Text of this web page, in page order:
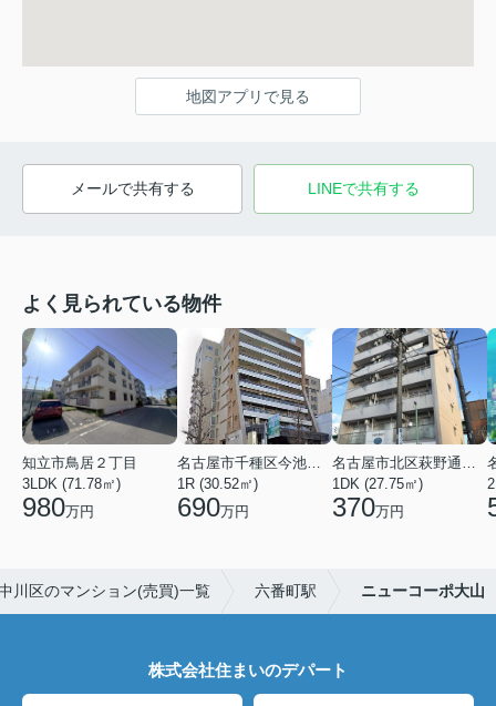
地図アプリで見る
メールで共有する LINEで共有する
よく見られている物件
知立市鳥居２丁目
3LDK (71.78㎡)
980万円
名古屋市千種区今池５丁目
1R (30.52㎡)
690万円
名古屋市北区萩野通２丁目
1DK (27.75㎡)
370万円
川区のマンション(売買)一覧 六番町駅 ニューコーポ大山
株式会社住まいのデパート